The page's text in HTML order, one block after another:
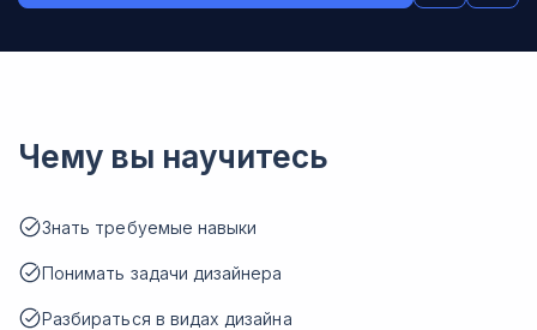
Чему вы научитесь
Знать требуемые навыки
Понимать задачи дизайнера
Разбираться в видах дизайна